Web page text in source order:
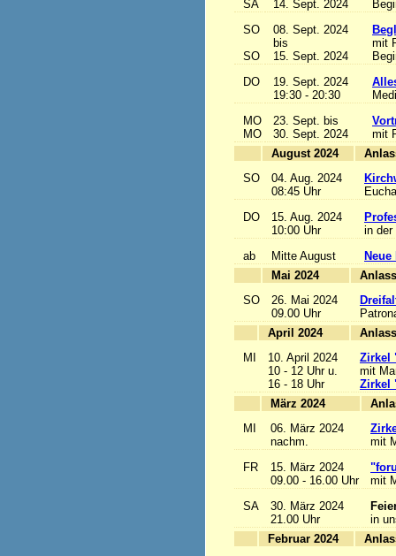
SA
14. Sept. 2024
SO
SO
08. Sept. 2024
bis
15. Sept. 2024
mit
DO
19. Sept. 2024
19:30 - 20:30
MO
MO
23. Sept. bis
30. Sept. 2024
mit
August 2024
SO
04. Aug. 2024
08:45 Uhr
DO
15. Aug. 2024
10:00 Uhr
in der
ab
Mitte August
Mai 2024
SO
26. Mai 2024
09.00 Uhr
April 2024
MI
10. April 2024
10 - 12 Uhr u.
16 - 18 Uhr
Zirkel
mit
Zirkel
März 2024
MI
06. März 2024
nachm.
mit
FR
15. März 2024
09.00 - 16.00 Uhr
mit
SA
30. März 2024
21.00 Uhr
in
Februar 2024